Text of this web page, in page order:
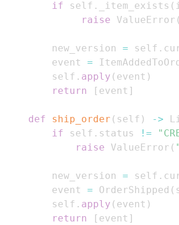
if self . _item_exists (
raise ValueError (
        new_version
= self .
        event
=
        self
. apply ( event )
return
[ event ]
def ship_order ( self ) ->
if self . status !=
raise ValueError (
        new_version
= self .
        event
= OrderShipped (
        self
. apply ( event )
return
[ event ]